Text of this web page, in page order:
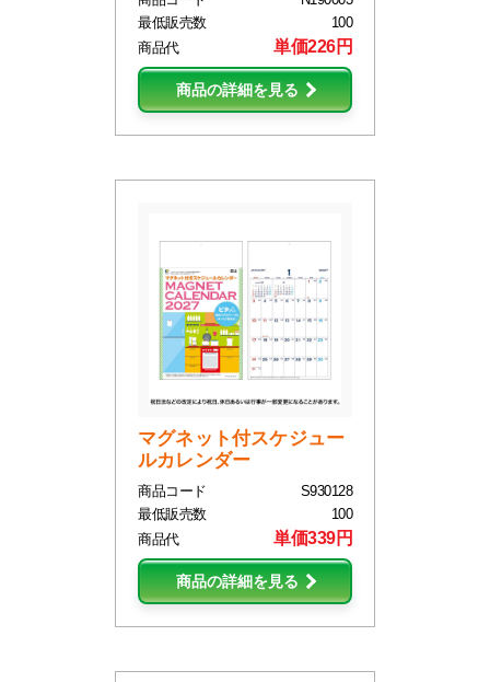
最低販売数
100
商品代
単価226円
商品の詳細を見る
マグネット付スケジュー
ルカレンダー
商品コード
S930128
最低販売数
100
商品代
単価339円
商品の詳細を見る